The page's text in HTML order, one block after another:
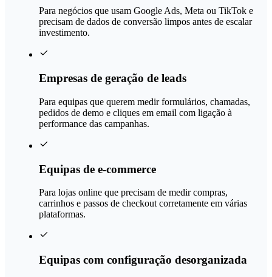
Para negócios que usam Google Ads, Meta ou TikTok e
precisam de dados de conversão limpos antes de escalar
investimento.
Empresas de geração de leads
Para equipas que querem medir formulários, chamadas,
pedidos de demo e cliques em email com ligação à
performance das campanhas.
Equipas de e-commerce
Para lojas online que precisam de medir compras,
carrinhos e passos de checkout corretamente em várias
plataformas.
Equipas com configuração desorganizada